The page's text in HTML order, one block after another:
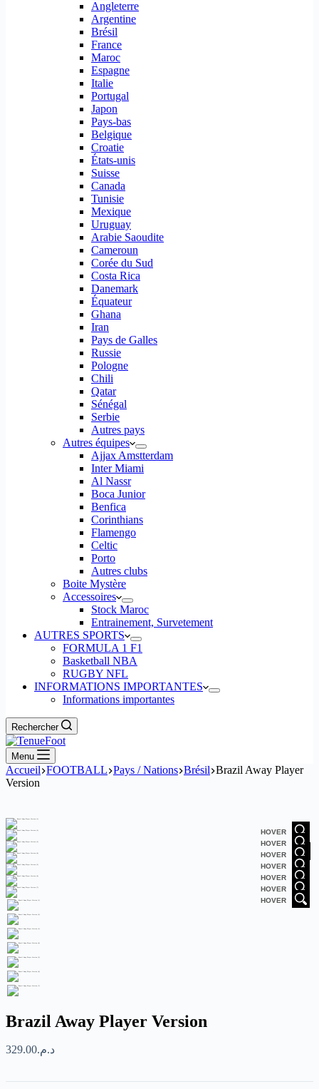
Angleterre
Argentine
Brésil
France
Maroc
Espagne
Italie
Portugal
Japon
Pays-bas
Belgique
Croatie
États-unis
Suisse
Canada
Tunisie
Mexique
Uruguay
Arabie Saoudite
Cameroun
Corée du Sud
Costa Rica
Danemark
Équateur
Ghana
Iran
Pays de Galles
Russie
Pologne
Chili
Qatar
Sénégal
Serbie
Autres pays
Autres équipes
Ajjax Amstterdam
Inter Miami
Al Nassr
Boca Junior
Benfica
Corinthians
Flamengo
Celtic
Porto
Autres clubs
Boite Mystère
Accessoires
Stock Maroc
Entrainement, Survetement
AUTRES SPORTS
FORMULA 1 F1
Basketball NBA
RUGBY NFL
INFORMATIONS IMPORTANTES
Informations importantes
Rechercher
Menu
Accueil FOOTBALL Pays / Nations Brésil Brazil Away Player
Version
HOVER
HOVER
HOVER
HOVER
HOVER
HOVER
HOVER
Brazil Away Player Version
د.م.329.00